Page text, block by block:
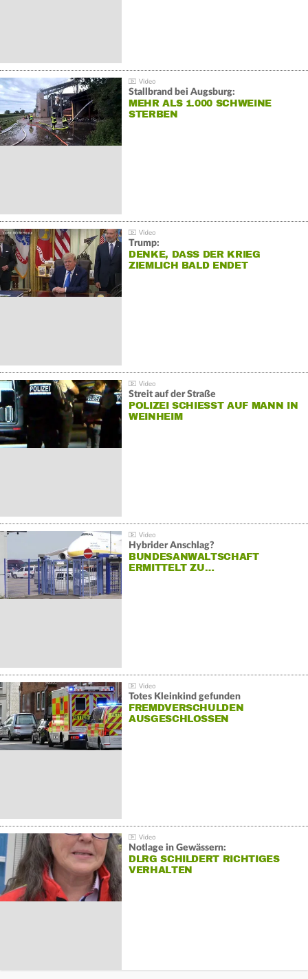
Stallbrand bei Augsburg:
MEHR ALS 1.000 SCHWEINE
STERBEN
Trump:
DENKE, DASS DER KRIEG
ZIEMLICH BALD ENDET
Streit auf der Straße
POLIZEI SCHIESST AUF MANN IN W
EINHEIM
Hybrider Anschlag?
BUNDESANWALTSCHAFT
ERMITTELT ZU…
Totes Kleinkind gefunden
FREMDVERSCHULDEN
AUSGESCHLOSSEN
Notlage in Gewässern:
DLRG SCHILDERT RICHTIGES
VERHALTEN